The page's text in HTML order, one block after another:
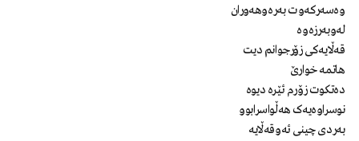
وەسەرکەوت بەرەوهەوران
لەوبەرزەوە
قەڵایەکی زۆرجوانم دیت
هاتمە خوارێ
دەتکوت زۆرم ئێرە دیوە
نوسراوەیەک هەڵواسرابوو
بەردی چینی ئەوقەڵایە